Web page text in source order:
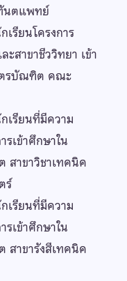
ตแพทย์
รียนโครงการ
ะสาขาชีววิทยา เข้า
ตรบัณฑิต คณะ
เรียนที่มีความ
เข้าศึกษาใน
าขาวิชาเทคนิค
ร์
เรียนที่มีความ
เข้าศึกษาใน
าขารังสีเทคนิค